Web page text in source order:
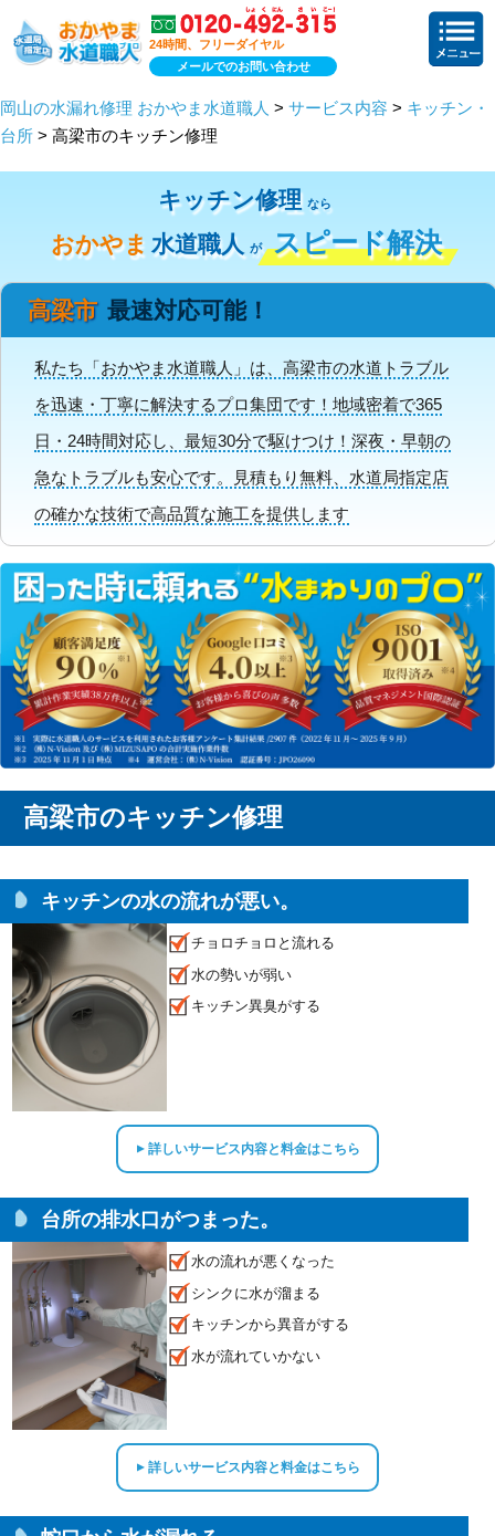
24時間、フリーダイヤル
メールでのお問い合わせ
岡山の水漏れ修理 おかやま水道職人 > サービス内容 > キッチン・
台所 > 高梁市のキッチン修理
キッチン修理 なら
おかやま 水道職人 が スピード解決
高梁市 最速対応可能！
私たち「おかやま水道職人」は、高梁市の水道トラブル
を迅速・丁寧に解決するプロ集団です！地域密着で365
日・24時間対応し、最短30分で駆けつけ！深夜・早朝の
急なトラブルも安心です。見積もり無料、水道局指定店
の確かな技術で高品質な施工を提供します
高梁市のキッチン修理
キッチンの水の流れが悪い。
チョロチョロと流れる
水の勢いが弱い
キッチン異臭がする
▲詳しいサービス内容と料金はこちら
台所の排水口がつまった。
水の流れが悪くなった
シンクに水が溜まる
キッチンから異音がする
水が流れていかない
▲詳しいサービス内容と料金はこちら